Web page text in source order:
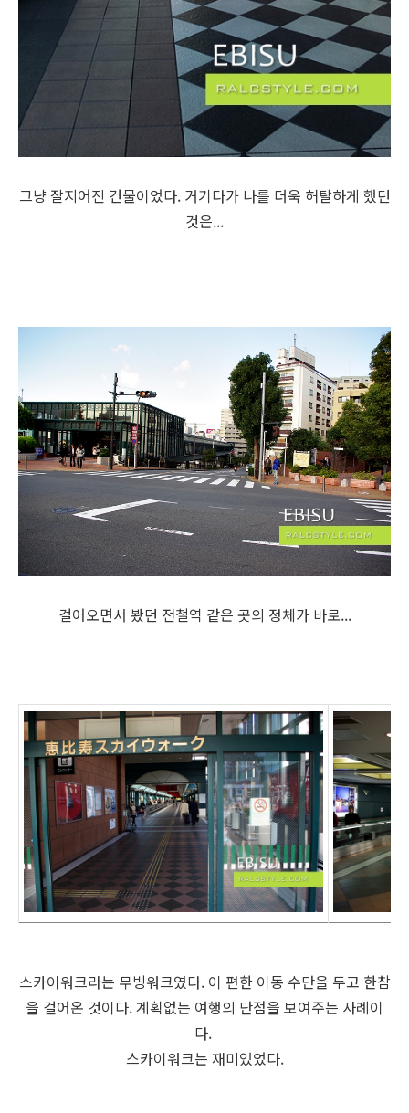
그냥 잘지어진 건물이었다. 거기다가 나를 더욱 허탈하게 했던
것은...
걸어오면서 봤던 전철역 같은 곳의 정체가 바로...
스카이워크라는 무빙워크였다. 이 편한 이동 수단을 두고 한참
을 걸어온 것이다. 계획없는 여행의 단점을 보여주는 사례이
다.
스카이워크는 재미있었다.